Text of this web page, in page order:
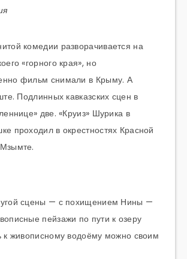
комедии разворачивается на
«горного края», но
фильм снимали в Крыму. А
Подлинных кавказских сцен в
две. «Круиз» Шурика в
проходил в окрестностях Красной
сцены — с похищением Нины —
пейзажи по пути к озеру
к живописному водоёму можно своим